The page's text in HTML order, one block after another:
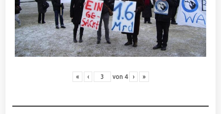
« ‹ von 4 › »